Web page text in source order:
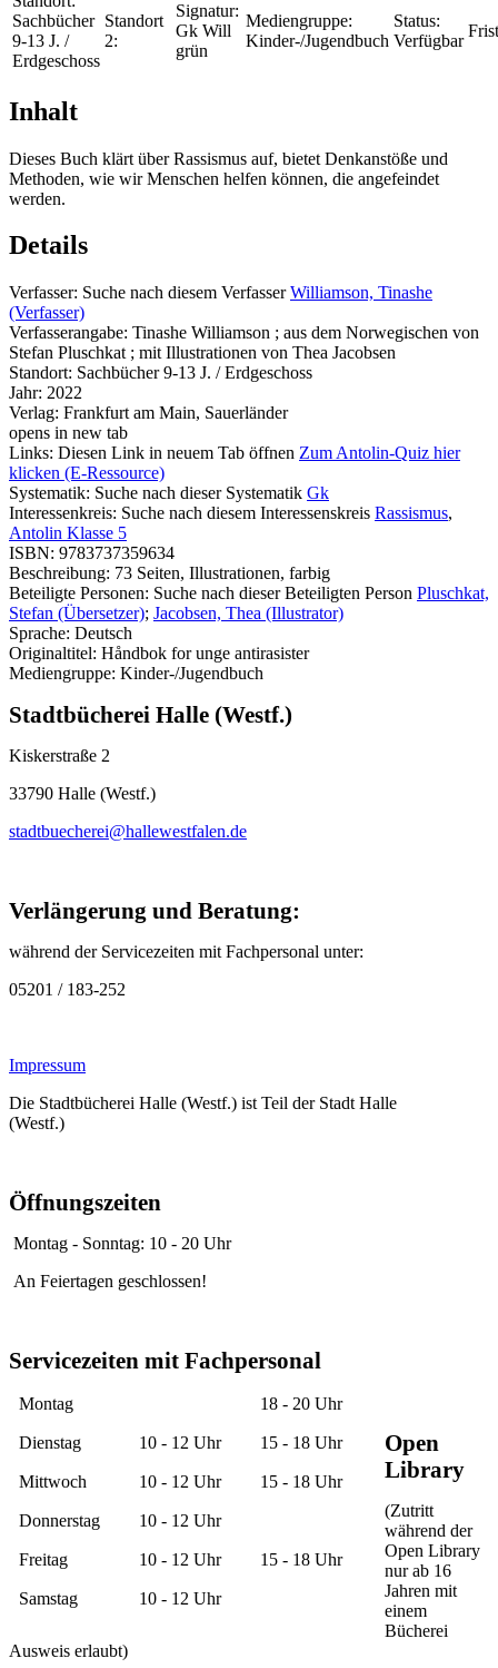
Sachbücher
9-13 J. /
Erdgeschoss
Standort
2:
Signatur:
Gk Will
grün
Mediengruppe:
Kinder-/Jugendbuch
Status:
Verfügbar
Inhalt
Dieses Buch klärt über Rassismus auf, bietet Denkanstöße und
Methoden, wie wir Menschen helfen können, die angefeindet
werden.
Details
Verfasser: Suche nach diesem Verfasser Williamson, Tinashe
(Verfasser)
Verfasserangabe: Tinashe Williamson ; aus dem Norwegischen von
Stefan Pluschkat ; mit Illustrationen von Thea Jacobsen
Standort: Sachbücher 9-13 J. / Erdgeschoss
Jahr: 2022
Verlag: Frankfurt am Main, Sauerländer
opens in new tab
Links: Diesen Link in neuem Tab öffnen Zum Antolin-Quiz hier
klicken (E-Ressource)
Systematik: Suche nach dieser Systematik Gk
Interessenkreis: Suche nach diesem Interessenskreis Rassismus,
Antolin Klasse 5
ISBN: 9783737359634
Beschreibung: 73 Seiten, Illustrationen, farbig
Beteiligte Personen: Suche nach dieser Beteiligten Person Pluschkat,
Stefan (Übersetzer); Jacobsen, Thea (Illustrator)
Sprache: Deutsch
Originaltitel: Håndbok for unge antirasister
Mediengruppe: Kinder-/Jugendbuch
Stadtbücherei Halle (Westf.)
Kiskerstraße 2
33790 Halle (Westf.)
stadtbuecherei@hallewestfalen.de
Verlängerung und Beratung:
während der Servicezeiten mit Fachpersonal unter:
05201 / 183-252
Impressum
Die Stadtbücherei Halle (Westf.) ist Teil der Stadt Halle
(Westf.)
Öffnungszeiten
Montag - Sonntag: 10 - 20 Uhr
An Feiertagen geschlossen!
Servicezeiten mit Fachpersonal
Montag 18 - 20 Uhr
Dienstag 10 - 12 Uhr 15 - 18 Uhr
Mittwoch 10 - 12 Uhr 15 - 18 Uhr
Donnerstag 10 - 12 Uhr
Freitag 10 - 12 Uhr 15 - 18 Uhr
Samstag 10 - 12 Uhr
Open
Library
(Zutritt
während der
Open Library
nur ab 16
Jahren mit
einem
Bücherei
Ausweis erlaubt)